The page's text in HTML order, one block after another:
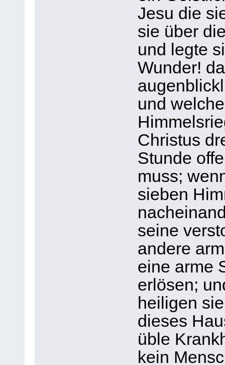
Jesu die
sie über
und legte
Wunder!
und
Christus
Stunde
muss;
sieben
seine
andere
eine arme
erlösen;
heiligen
dieses
üble
kein